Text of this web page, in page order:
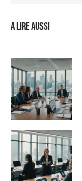
A lire aussi